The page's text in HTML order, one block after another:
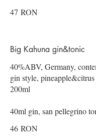
47 RON
Big Kahuna gin&tonic
40%ABV, Germany,
gin style, pineapple&citrus
200ml
40ml gin, san pellegrino
46 RON